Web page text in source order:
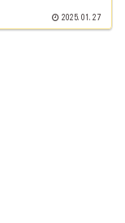
2025.01.27